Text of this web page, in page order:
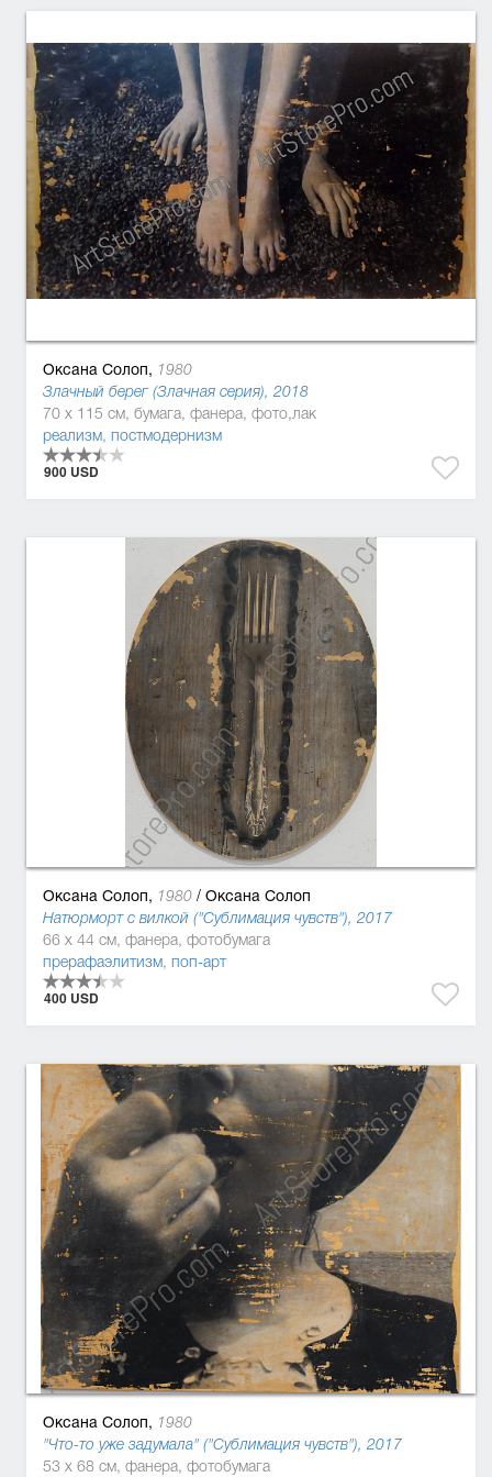
Оксана Солоп, 1980
Злачный берег (Злачная серия), 2018
70 x 115 см, бумага, фанера, фото,лак
реализм, постмодернизм
900 USD
Оксана Солоп, 1980 / Оксана Солоп
Натюрморт с вилкой ("Сублимация чувств"), 2017
66 x 44 см, фанера, фотобумага
прерафаэлитизм, поп-арт
400 USD
Оксана Солоп, 1980
"Что-то уже задумала" ("Сублимация чувств"), 2017
53 x 68 см, фанера, фотобумага